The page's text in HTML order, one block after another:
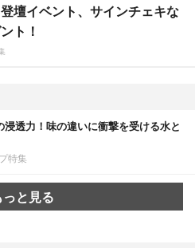
壇イベント、サインチェキな
ト！
透力！味の違いに衝撃を受ける水と
特集
っと見る